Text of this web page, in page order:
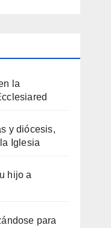
la
y diócesis,
Iglesia
hijo a
para